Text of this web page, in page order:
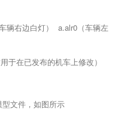
辆右边白灯） a.alr0（车辆左
于在已发布的机车上修改）
文件，如图所示